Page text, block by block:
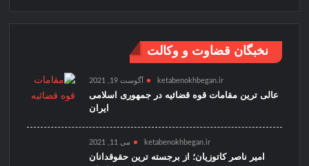
نخبگان قضاوت و وکالت
ketabenokhbegan.ir آگوست 19, 2021
عالی ترین مقامات قوه قضائیه در جمهوری اسلامی
ایران
ketabenokhbegan.ir می 11, 2021
امیر ناصر کاتوزیان؛ از برجسته ترین حقوقدانان